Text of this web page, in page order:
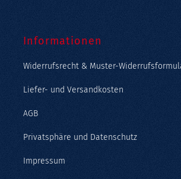
Informationen
Widerrufsrecht & Muster-
Liefer- und Versandkosten
AGB
Privatsphäre und Datenschutz
Impressum